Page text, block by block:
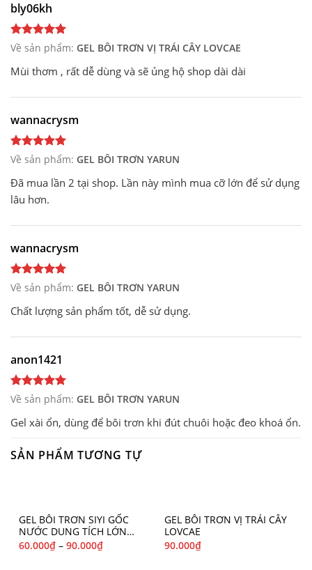
bly06kh
Về sản phẩm: GEL BÔI TRƠN VỊ TRÁI CÂY LOVCAE
Mùi thơm , rất dễ dùng và sẽ ủng hộ shop dài dài
wannacrysm
Về sản phẩm: GEL BÔI TRƠN YARUN
Đã mua lần 2 tại shop. Lần này mình mua cỡ lớn để sử dụng
lâu hơn.
wannacrysm
Về sản phẩm: GEL BÔI TRƠN YARUN
Chất lượng sản phẩm tốt, dễ sử dụng.
anon1421
Về sản phẩm: GEL BÔI TRƠN YARUN
Gel xài ổn, dùng để bôi trơn khi đút chuôi hoặc đeo khoá ổn.
SẢN PHẨM TƯƠNG TỰ
GEL BÔI TRƠN SIYI GỐC
NƯỚC DUNG TÍCH LỚN
215ML
60.000₫ – 90.000₫
GEL BÔI TRƠN VỊ TRÁI CÂY
LOVCAE
90.000₫